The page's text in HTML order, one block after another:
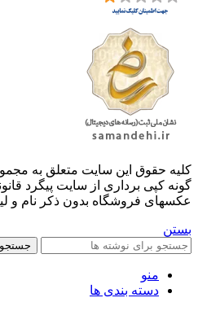
کليه حقوق اين سايت متعلق به
گونه کپی برداری از سایت پیگرد
عکسهای فروشگاه بدون ذکر نام و
بستن
جستجو
منو
دسته بندی ها